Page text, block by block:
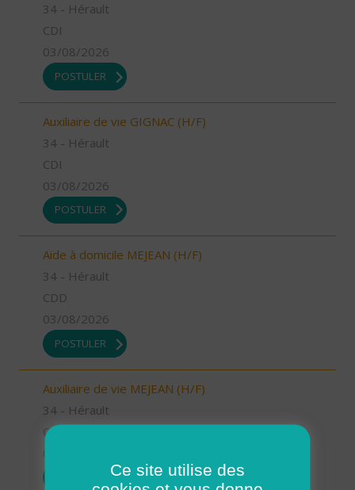
34 - Hérault
CDI
03/08/2026
POSTULER
Auxiliaire de vie GIGNAC (H/F)
34 - Hérault
CDI
03/08/2026
POSTULER
Aide à domicile MEJEAN (H/F)
34 - Hérault
CDD
03/08/2026
POSTULER
Auxiliaire de vie MEJEAN (H/F)
34 - Hérault
CDI
Ce site utilise des